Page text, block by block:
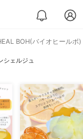
BOH(バイオヒール
シェルジュ